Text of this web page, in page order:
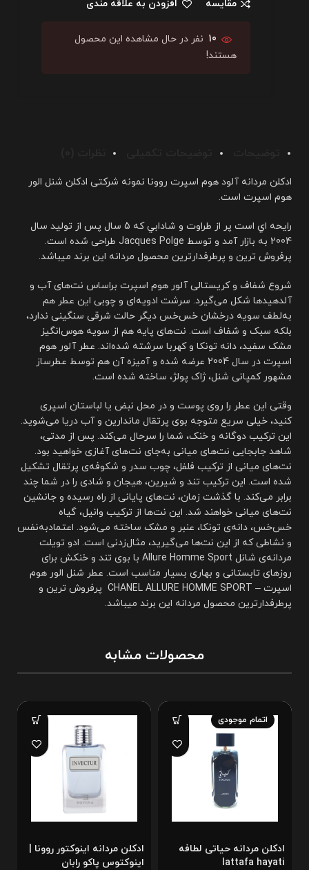
مقایسه افزودن به علاقه مندی
10 نفر در حال مشاهده این محصول
هستند!
ادکلن مردانه آلود هوم اسپرت روونا نمونه شرکتی ادکلن شنل الور
هوم اسپرت است.
رايحه اي است پر از طراوت و شادابي كه 5 سال پس از توليد سال
2004 به بازار آمد و توسط Jacques Polge طراحی شده است.
پرفروش ترین و پرطرفدارترین محصول مردانه این برند میباشد.
شروع شفاف و کریستالی آلور هوم اسپرت براساس نت‌های آب و
آلدهیدها شکل می‌گیرد. سرشت ادویه‌ای و چوبی این عطر هم
به‌لطف سویه درخشان خس‌خس دیگر حالت شرقی سنگینی ندارد،
بلکه سبک و شفاف است. نت‌های پایه هم از سویه هوس‌انگیز
مشک سفید، دانه تونکا و کهربا سرشته شده‌اند. عطر آلور هوم
اسپرت در سال 2004 عرضه شده و آمیزه آن هم توسط عطرساز
مشهور کمپانی شنل،‌ ژاک پولژ، ساخته شده است.
وقتی این عطر را روی پوست و در محل نبض یا لباستان اسپری
کنید، خیلی سریع متوجه بوی پرتقال ماندارین و آب دریا می‌شوید.
این ترکیب دوگانه و خنک، شما را سرحال می‌کند. پس از مدتی،
شاهد جابجایی نت‌های میانی به‌جای نت‌های آغازی خواهید بود.
نت‌های میانی از ترکیب فلفل، چوب سدر و شکوفه‌ی پرتقال تشکیل
شده است. این ترکیب تند و شیرین، هیجان و شادی را در شما چند
برابر می‌کند. با گذشت زمان، نت‌های پایانی از راه رسیده و جانشین
نت‌های میانی خواهند شد. این نت‌ها از ترکیب وانیل، گیاه
خس‌خس، دانه‌ی تونکا، عنبر و مشک ساخته می‌شود. اعتمادبه‌نفس
و نشاطی که از این نت‌ها می‌گیرید، مثال‌زدنی است. ادو تویلت
مردانه‌ی شانل Allure Homme Sport با بوی تند و خنکش برای
روزهای تابستانی و بهاری بسیار مناسب است. عطر شنل الور هوم
اسپرت – CHANEL ALLURE HOMME SPORT پرفروش ترین و
پرطرفدارترین محصول مردانه این برند میباشد.
محصولات مشابه
اتمام موجودی
ادکلن مردانه حیاتی لطافه
lattafa hayati
ادکلن مردانه اینوکتور روونا |
اینوکتوس پاکو رابان